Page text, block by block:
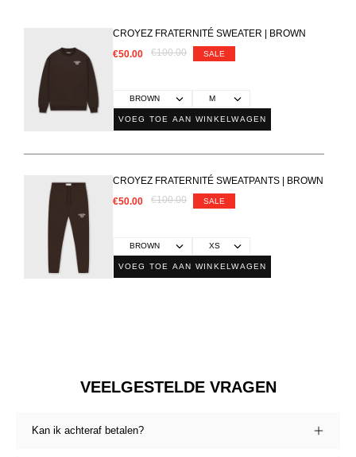
CROYEZ FRATERNITÉ SWEATER | BROWN
€50.00
€100.00 SALE
VOEG TOE AAN WINKELWAGEN
CROYEZ FRATERNITÉ SWEATPANTS | BROWN
€50.00
€100.00 SALE
VOEG TOE AAN WINKELWAGEN
VEELGESTELDE VRAGEN
Kan ik achteraf betalen?